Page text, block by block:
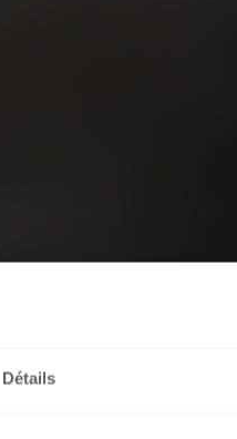
Détails